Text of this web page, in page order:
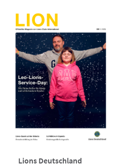
Lions Deutschland